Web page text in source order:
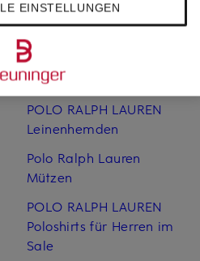
POLO RALPH LAUREN
Kinder Sale
POLO RALPH LAUREN
Leinen­blusen
POLO RALPH LAUREN
Leinen­hemden
Polo Ralph Lauren
Mützen
POLO RALPH LAUREN
Poloshirts für Herren im
Sale
EINSTELLUNGEN